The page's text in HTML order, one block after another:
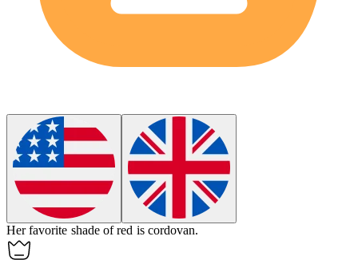
Her favorite shade of red is cordovan.